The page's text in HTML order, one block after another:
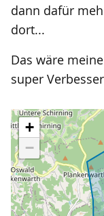
dann dafür
dort...
Das wäre
super
+
−